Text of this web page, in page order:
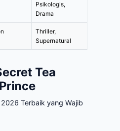
Psikologis,
Drama
Thriller,
Supernatural
Tea